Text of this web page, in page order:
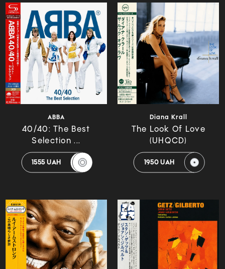
ABBA
40/40: The Best
Selection ...
1555 UAH
Diana Krall
The Look Of Love
(UHQCD)
1950 UAH